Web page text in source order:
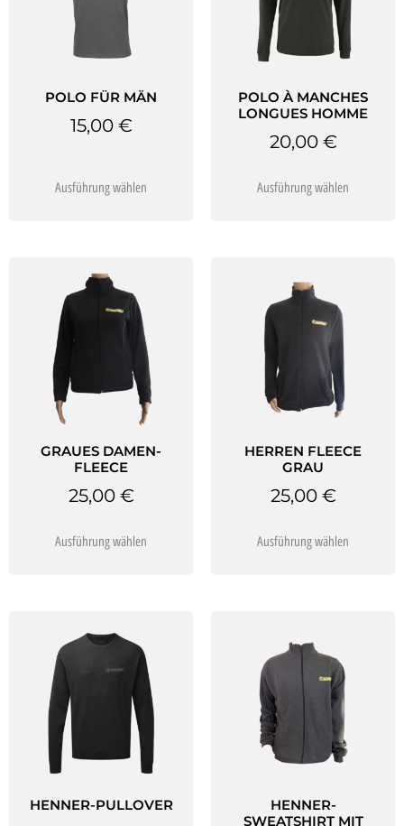
POLO FÜR MÄN
15,00 €
Ausführung wählen
POLO À MANCHES
LONGUES HOMME
20,00 €
Ausführung wählen
GRAUES DAMEN-
FLEECE
25,00 €
Ausführung wählen
HERREN FLEECE
GRAU
25,00 €
Ausführung wählen
HENNER-PULLOVER
HENNER-
SWEATSHIRT MIT